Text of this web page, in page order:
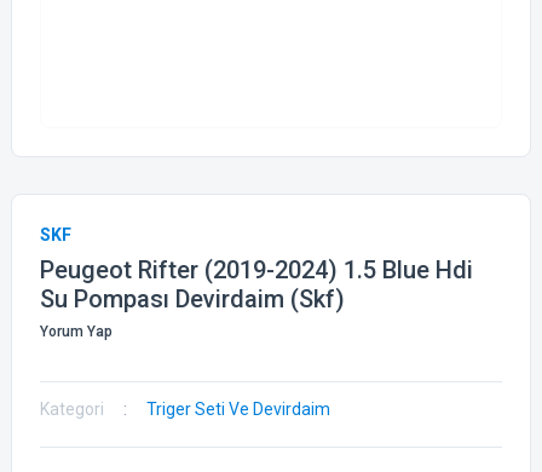
SKF
Peugeot Rifter (2019-2024) 1.5 Blue Hdi
Su Pompası Devirdaim (Skf)
Yorum Yap
Kategori Triger Seti Ve Devirdaim